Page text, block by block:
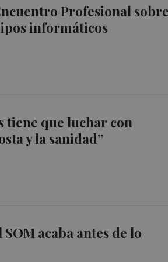
Profesional
informáticos
tiene que luchar con
y la sanidad”
acaba antes de lo